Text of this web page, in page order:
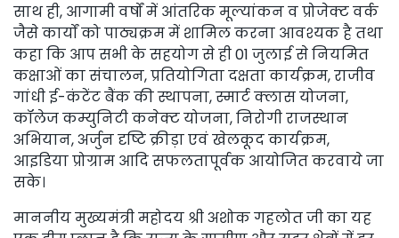
साथ ही, आगामी वर्षों में आंतरिक मूल्यांकन व प्रोजेक्ट वर्क
जैसे कार्यों को पाठ्यक्रम में शामिल करना आवश्यक है तथा
कहा कि आप सभी के सहयोग से ही 01 जुलाई से नियमित
कक्षाओं का संचालन, प्रतियोगिता दक्षता कार्यक्रम, राजीव
गांधी ई-कंटेंट बैंक की स्थापना, स्मार्ट क्लास योजना,
कॉलेज कम्युनिटी कनेक्ट योजना, निरोगी राजस्थान
अभियान, अर्जुन दृष्टि क्रीड़ा एवं खेलकूद कार्यक्रम,
आइडिया प्रोग्राम आदि सफलतापूर्वक आयोजित करवाये जा
सके।
माननीय मुख्यमंत्री महोदय श्री अशोक गहलोत जी का यह